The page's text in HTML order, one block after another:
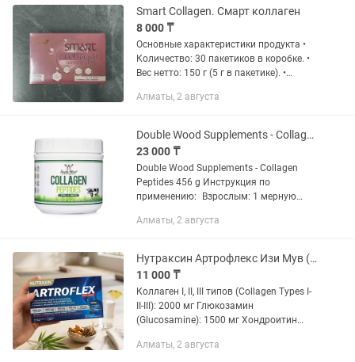
Smart Collagen. Смарт коллаген
8 000 ₸
Основные характеристики продукта •
Количество: 30 пакетиков в коробке. •
Вес нетто: 150 г (5 г в пакетике). •
гидролизованного коллагена на
Алматы, 2 августа
Double Wood Supplements - Collagen Peptides 456 g. Пептидный коллаген
23 000 ₸
Double Wood Supplements - Collagen
Peptides 456 g Инструкция по
применению: Взрослым: 1 мерную
100мл и принимать утром на тощак.
с...
Алматы, 2 августа
Нутраксин Артрофлекс Изи Мув (Nutraxin Artroflex Easy Move)
11 000 ₸
Коллаген I, II, III типов (Collagen Types I-
II-III): 2000 мг Глюкозамин
(Glucosamine): 1500 мг Хондроитин
(Метилсульфонилметан): 500 мг
Алматы, 2 августа